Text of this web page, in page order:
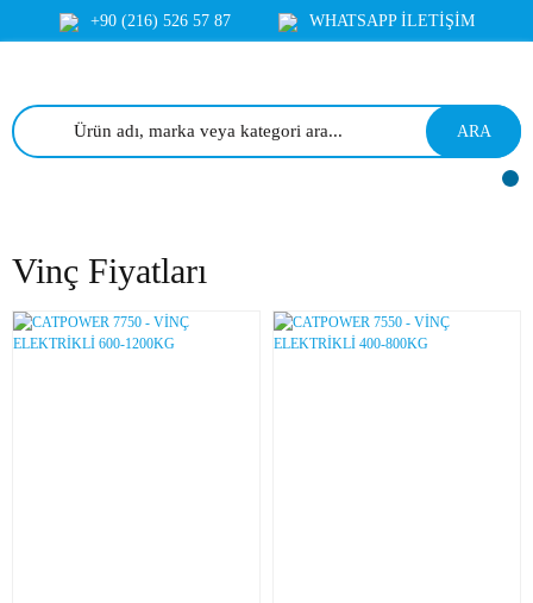
+90 (216) 526 57 87 WHATSAPP İLETİŞİM
ARA
Vinç Fiyatları